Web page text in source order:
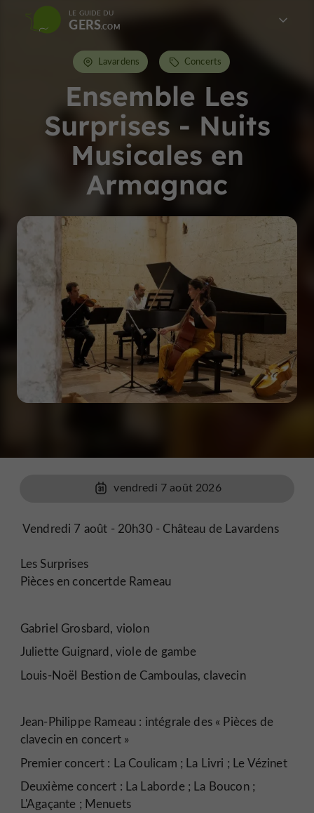
LE GUIDE DU
GERS
Ensemble Les
Surprises - Nuits
Musicales en
Armagnac
Lavardens Concerts
vendredi 7 août 2026
Vendredi 7 août - 20h30 - Château de Lavardens
Les Surprises
Pièces en concertde Rameau
Gabriel Grosbard, violon
Juliette Guignard, viole de gambe
Louis-Noël Bestion de Camboulas, clavecin
Jean-Philippe Rameau : intégrale des « Pièces de
clavecin en concert »
Premier concert : La Coulicam ; La Livri ; Le Vézinet
Deuxième concert : La Laborde ; La Boucon ;
L'Agaçante ; Menuets